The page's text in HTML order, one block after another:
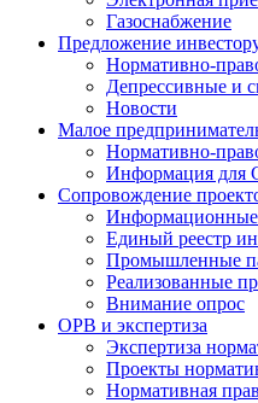
Газоснабжение
Предложение
Нормативно-
Депрессивные и
Новости
Малое
Нормативно-
Информация
Сопровождение
Информационные
Единый реестр
Промышленные
Реализованные
Внимание опрос
ОРВ и экспертиза
Экспертиза
Проекты
Нормативная